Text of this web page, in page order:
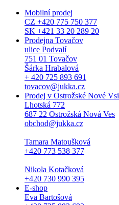
Mobilní prodej
CZ +420 775 750 377
SK +421 33 20 289 20
Prodejna Tovačov
ulice Podvalí
751 01 Tovačov
Šárka Hrabalová
+ 420 725 893 691
tovacov@jukka.cz
Prodej v Ostrožské Nové Vsi
Lhotská 772
687 22 Ostrožská Nová Ves
obchod@jukka.cz
Tamara Matoušková
+420 773 538 377
Nikola Kotačková
+420 730 990 395
E-shop
Eva Bartošová